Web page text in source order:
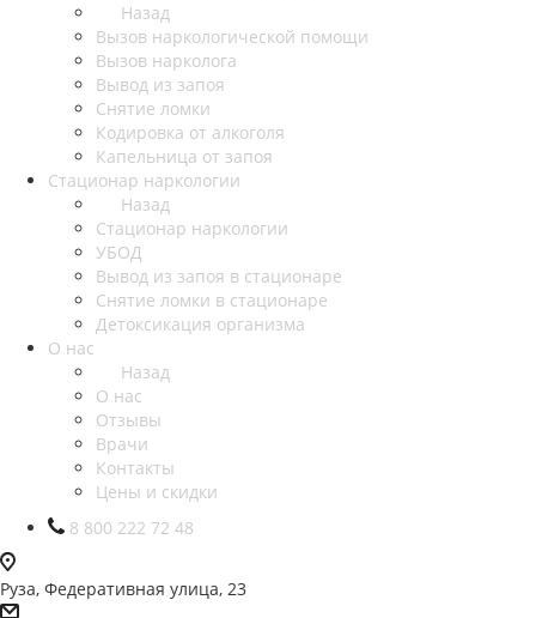
Назад
Вызов наркологической помощи
Вызов нарколога
Вывод из запоя
Снятие ломки
Кодировка от алкоголя
Капельница от запоя
Стационар наркологии
Назад
Стационар наркологии
УБОД
Вывод из запоя в стационаре
Снятие ломки в стационаре
Детоксикация организма
О нас
Назад
О нас
Отзывы
Врачи
Контакты
Цены и скидки
8 800 222 72 48
Руза, Федеративная улица, 23